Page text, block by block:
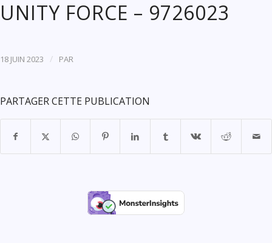
UNITY FORCE – 9726023
18 JUIN 2023 / PAR
PARTAGER CETTE PUBLICATION